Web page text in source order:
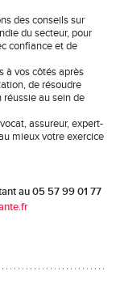
des conseils sur
du secteur, pour
confiance et de
à vos côtés après
de résoudre
au sein de
assureur, expert-
mieux votre exercice
au 05 57 99 01 77